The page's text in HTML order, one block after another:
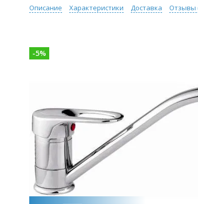
Описание Характеристики Доставка Отзывы
-5%